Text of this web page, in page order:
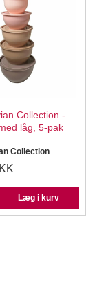
Collection -
låg, 5-pak
Collection
Læg i kurv